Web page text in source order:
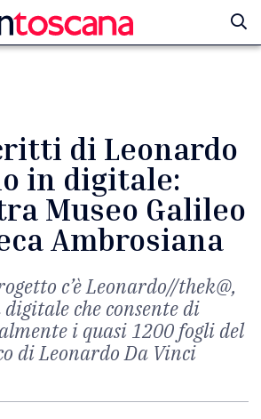
di Leonardo
in digitale:
Museo Galileo
Ambrosiana
c’è Leonardo//thek@,
che consente di
i quasi 1200 fogli del
di Leonardo Da Vinci